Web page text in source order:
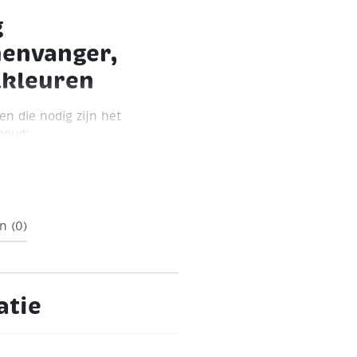
die nodig zijn het
251628, 251629 en
(0)